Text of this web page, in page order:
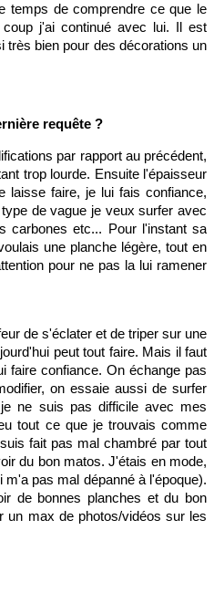
temps de comprendre ce que le
j'ai continué avec lui. Il est
très bien pour des décorations un
requête ?
par rapport au précédent,
trop lourde. Ensuite l'épaisseur
laisse faire, je lui fais confiance,
de vague je veux surfer avec
carbones etc... Pour l'instant sa
une planche légère, tout en
pour ne pas la lui ramener
de s'éclater et de triper sur une
peut tout faire. Mais il faut
faire confiance. On échange pas
on essaie aussi de surfer
ne suis pas difficile avec mes
tout ce que je trouvais comme
fait pas mal chambré par tout
du bon matos. J'étais en mode,
pas mal dépanné à l'époque).
de bonnes planches et du bon
un max de photos/vidéos sur les